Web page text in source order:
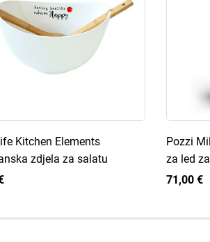
Kitchen Elements
zdjela za salatu
Pozzi
za led
71,00 €